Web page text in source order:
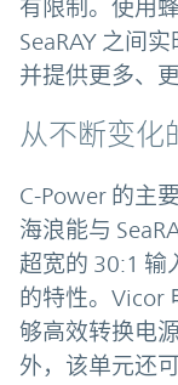
有限制。使用
SeaRAY 之间
并提供更多、
从不断变化
C-Power 的主
海浪能与
超宽的 30:1 输
的特性。Vicor
够高效转换电
外，该单元还